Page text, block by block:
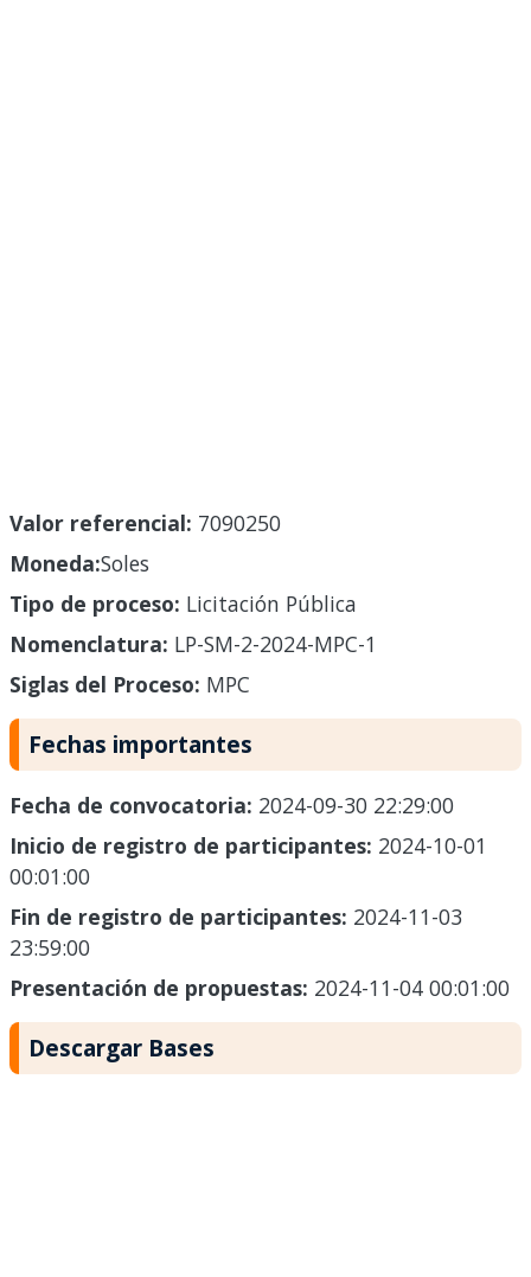
Valor referencial: 7090250
Moneda:Soles
Tipo de proceso: Licitación Pública
Nomenclatura: LP-SM-2-2024-MPC-1
Siglas del Proceso: MPC
Fechas importantes
Fecha de convocatoria: 2024-09-30 22:29:00
Inicio de registro de participantes: 2024-10-01
00:01:00
Fin de registro de participantes: 2024-11-03
23:59:00
Presentación de propuestas: 2024-11-04 00:01:00
Descargar Bases